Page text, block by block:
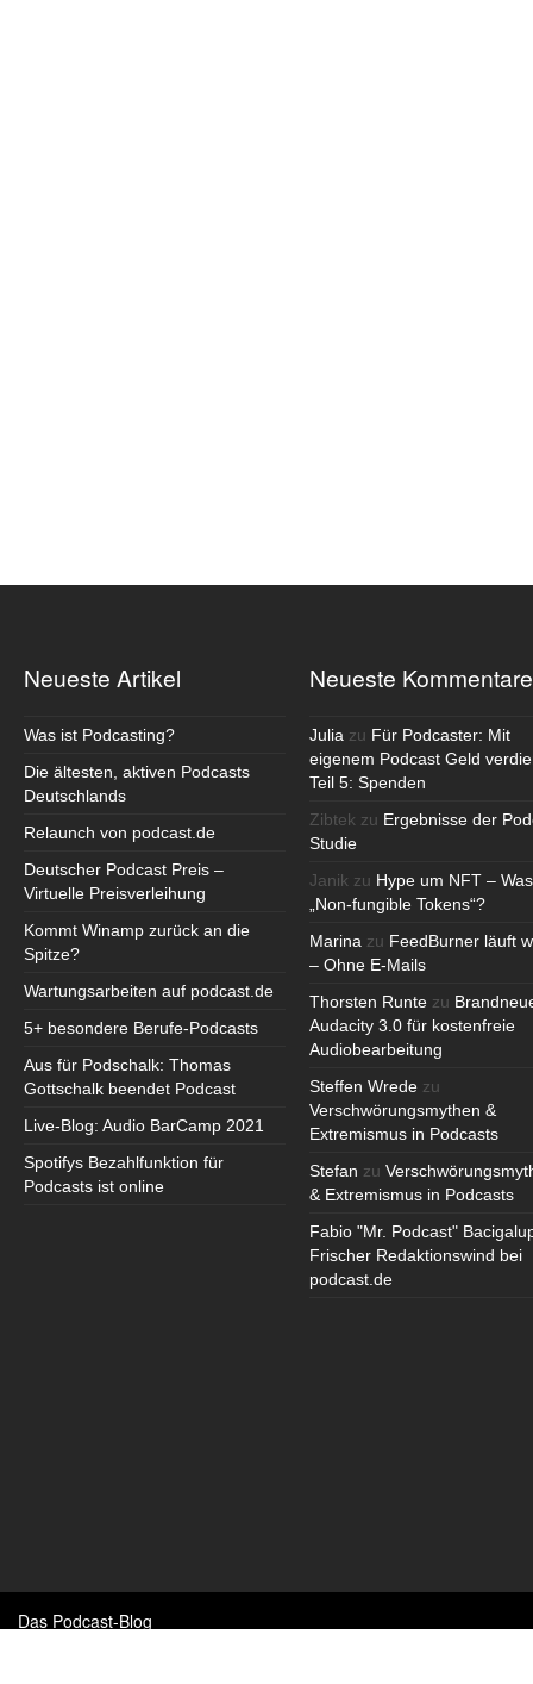
Neueste Artikel
Was ist Podcasting?
Die ältesten, aktiven Podcasts
Deutschlands
Relaunch von podcast.de
Deutscher Podcast Preis –
Virtuelle Preisverleihung
Kommt Winamp zurück an die
Spitze?
Wartungsarbeiten auf podcast.de
5+ besondere Berufe-Podcasts
Aus für Podschalk: Thomas
Gottschalk beendet Podcast
Live-Blog: Audio BarCamp 2021
Spotifys Bezahlfunktion für
Podcasts ist online
Neueste Kommentare
Julia zu Für Podcaster: Mit
eigenem Podcast Geld
Teil 5: Spenden
Zibtek zu Ergebnisse der
Studie
Janik zu Hype um NFT –
„Non-fungible Tokens“?
Marina zu FeedBurner läuft
– Ohne E-Mails
Thorsten Runte zu
Audacity 3.0 für kostenfreie
Audiobearbeitung
Steffen Wrede zu
Verschwörungsmythen &
Extremismus in Podcasts
Stefan zu
& Extremismus in Podcasts
Fabio "Mr. Podcast"
Frischer Redaktionswind bei
podcast.de
Das Podcast-Blog